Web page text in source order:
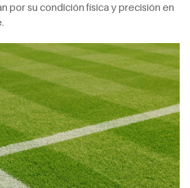
por su condición física y precisión en